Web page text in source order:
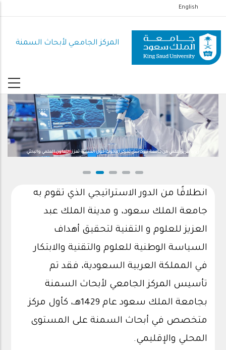
إلى
المحتوى
الرئيسي
English
المركز الجامعي لأبحاث السمنة
زيارة فريق علمي من جامعة نيوكاسل لمركز البحوث حول السمنة تعزز التعاون العلمي والبحثي
انطلاقًا من الدور الاستراتيجي الذي تقوم به
جامعة الملك سعود، و مدينة الملك عبد
العزيز للعلوم و التقنية لتحقيق أهداف
السياسة الوطنية للعلوم والتقنية والابتكار
في المملكة العربية السعودية، فقد تم
تأسيس المركز الجامعي لأبحاث السمنة
بجامعة الملك سعود عام 1429هـ، كأول مركز
متخصص في أبحاث السمنة على المستوى
المحلي والإقليمي.